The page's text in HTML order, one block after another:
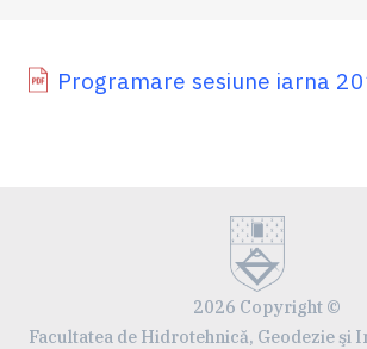
Programare sesiune iarna
2026 Copyright ©
Facultatea de Hidrotehnică, Geodezie şi